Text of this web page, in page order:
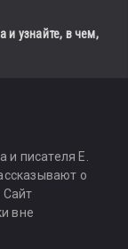
узнайте, в чем,
и писателя Е.
о
вне